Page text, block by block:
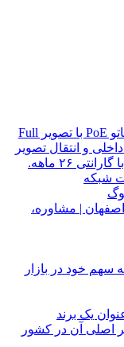
شبکه
| مشاوره،